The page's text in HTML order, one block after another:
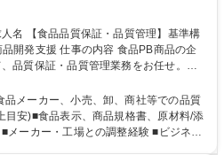
食品PB商品の企
品質保証・品質管理業務をお任せ。商
物/アレルゲン確認を中心に国内外メー
まで担います。 【詳細】 ■商品
材料・添加物・アレルゲンの確認 ■メー
外工場の監査、製造立会い、改善指導
メーカー、小売、卸、商社等での品質
目安)■食品表示、商品規格書、原材料/添
ー・工場との調整経験 ■ビジネス